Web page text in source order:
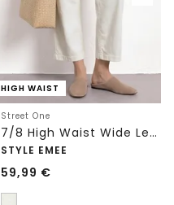
HIGH WAIST
Street One
7/8 High Waist Wide Leg Jeans im Loose Fit
STYLE EMEE
59,99 €